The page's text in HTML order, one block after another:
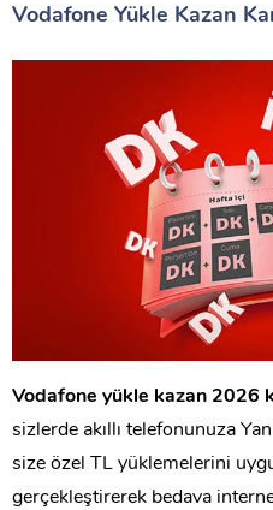
Vodafone Yükle Kazan
Vodafone yükle kazan 2026
sizlerde akıllı telefonunuza
size özel TL yüklemelerini
gerçekleştirerek bedava